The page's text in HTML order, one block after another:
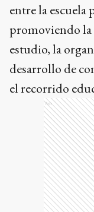
entre la escuela
promoviendo
estudio, la
desarrollo de
el recorrido
Ads